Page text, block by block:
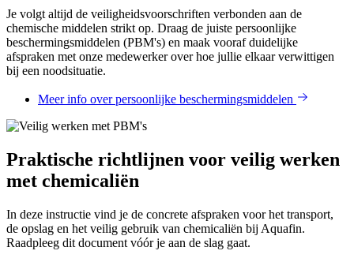
Je volgt altijd de veiligheidsvoorschriften verbonden aan de
chemische middelen strikt op. Draag de juiste persoonlijke
beschermingsmiddelen (PBM's) en maak vooraf duidelijke
afspraken met onze medewerker over hoe jullie elkaar verwittigen
bij een noodsituatie.
Meer info over persoonlijke beschermingsmiddelen
Praktische richtlijnen voor veilig werken
met chemicaliën
In deze instructie vind je de concrete afspraken voor het transport,
de opslag en het veilig gebruik van chemicaliën bij Aquafin.
Raadpleeg dit document vóór je aan de slag gaat.